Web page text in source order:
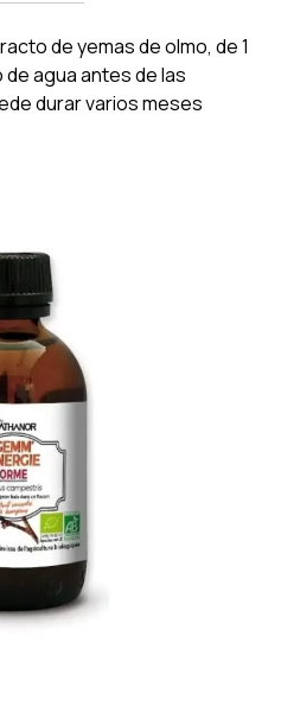
de yemas de olmo, de 1
de agua antes de las
durar varios meses